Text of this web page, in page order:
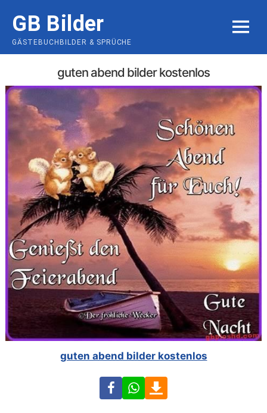
content
GB Bilder
GÄSTEBUCHBILDER & SPRÜCHE
MENU
guten abend bilder kostenlos
guten abend bilder kostenlos
FacebookWhatsApp